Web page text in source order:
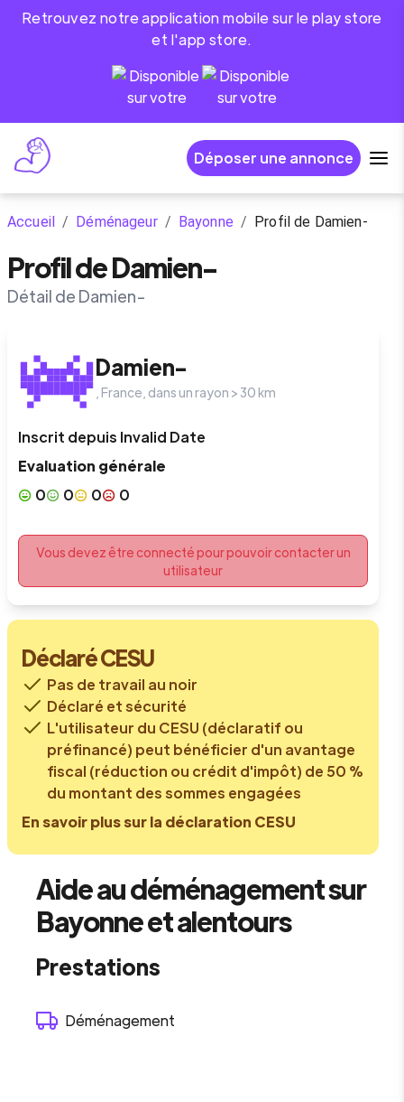
Retrouvez notre application mobile sur le play store
et l'app store.
Déposer une annonce
Accueil / Déménageur / Bayonne / Profil de Damien-
Profil de Damien-
Détail de Damien-
Damien-
France , dans un rayon > 30 km
Inscrit depuis Invalid Date
Evaluation générale
0
0 0 0
Vous devez être connecté pour pouvoir contacter un
utilisateur
Déclaré CESU
Pas de travail au noir
Déclaré et sécurité
L'utilisateur du CESU (déclaratif ou
préfinancé) peut bénéficier d'un avantage
fiscal (réduction ou crédit d'impôt) de 50 %
du montant des sommes engagées
En savoir plus sur la déclaration CESU
Aide au déménagement sur
Bayonne et alentours
Prestations
Déménagement